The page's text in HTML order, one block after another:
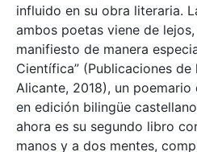
influido en su obra literaria.
ambos poetas viene de
manifiesto de manera
Científica” (Publicaciones
Alicante, 2018), un
en edición bilingüe
ahora es su segundo libro
manos y a dos mentes,